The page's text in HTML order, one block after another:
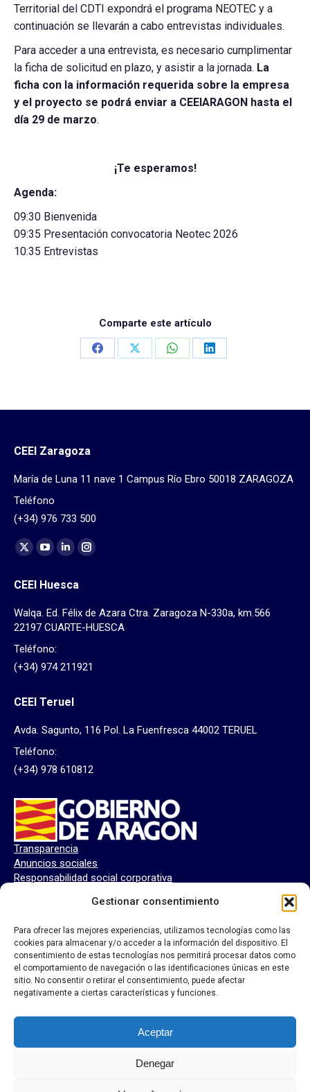
Gestionar consentimiento
Para ofrecer las mejores experiencias, utilizamos tecnologías como las
cookies para almacenar y/o acceder a la información del dispositivo. El
consentimiento de estas tecnologías nos permitirá procesar datos como
el comportamiento de navegación o las identificaciones únicas en este
sitio. No consentir o retirar el consentimiento, puede afectar
negativamente a ciertas características y funciones.
Aceptar
Denegar
Territorial del CDTI expondrá el programa NEOTEC y a
continuación se llevarán a cabo entrevistas individuales.
Para acceder a una entrevista, es necesario cumplimentar
la ficha de solicitud en plazo, y asistir a la jornada. La
ficha con la información requerida sobre la empresa
y el proyecto se podrá enviar a CEEIARAGON hasta el
día 29 de marzo.
¡Te esperamos!
Agenda:
09:30 Bienvenida
09:35 Presentación convocatoria Neotec 2026
10:35 Entrevistas
Comparte este artículo
Share
Share
Share
Share
CEEI Zaragoza
María de Luna 11 nave 1 Campus Río Ebro 50018 ZARAGOZA
Teléfono
(+34) 976 733 500
Find us on:
X
opens
in
new
window
YouTube
opens
in
new
window
Linkedin
opens
in
new
Instagram
in
new
CEEI Huesca
Walqa. Ed. Félix de Azara Ctra. Zaragoza N-330a, km.566
22197 CUARTE-HUESCA
Teléfono:
(+34) 974 211921
CEEI Teruel
Avda. Sagunto, 116 Pol. La Fuenfresca 44002 TERUEL
Teléfono:
(+34) 978 610812
Transparencia
Anuncios sociales
Responsabilidad social corporativa